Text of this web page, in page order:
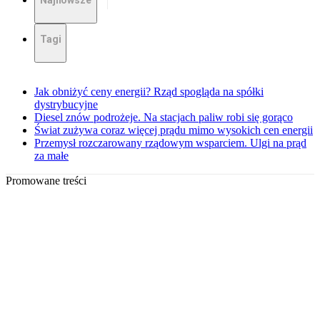
Tagi
Jak obniżyć ceny energii? Rząd spogląda na spółki
dystrybucyjne
Diesel znów podrożeje. Na stacjach paliw robi się gorąco
Świat zużywa coraz więcej prądu mimo wysokich cen energii
Przemysł rozczarowany rządowym wsparciem. Ulgi na prąd
za małe
Promowane treści